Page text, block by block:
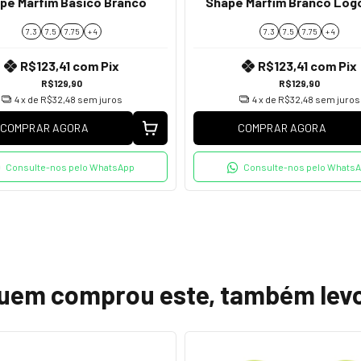
7.3 7.5 7.75 + 4
R$129,90
R$123,41 com Pix
4x de R$32,48 sem juros
COMPRAR AGORA
Consulte-nos pelo WhatsApp
7.3 7.5 7.75 + 4
R$129,90
R$123,41 com Pix
4x de R$32,48 sem juros
COMPRAR AGORA
Consulte-nos pelo
comprou este, também